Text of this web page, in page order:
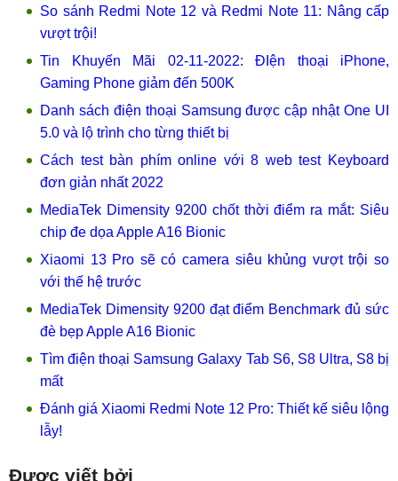
So sánh Redmi Note 12 và Redmi Note 11: Nâng cấp
vượt trội!
Tin Khuyến Mãi 02-11-2022: ĐIện thoại iPhone,
Gaming Phone giảm đến 500K
Danh sách điện thoại Samsung được cập nhật One UI
5.0 và lộ trình cho từng thiết bị
Cách test bàn phím online với 8 web test Keyboard
đơn giản nhất 2022
MediaTek Dimensity 9200 chốt thời điểm ra mắt: Siêu
chip đe dọa Apple A16 Bionic
Xiaomi 13 Pro sẽ có camera siêu khủng vượt trội so
với thế hệ trước
MediaTek Dimensity 9200 đạt điểm Benchmark đủ sức
đè bẹp Apple A16 Bionic
Tìm điện thoại Samsung Galaxy Tab S6, S8 Ultra, S8 bị
mất
Đánh giá Xiaomi Redmi Note 12 Pro: Thiết kế siêu lộng
lẫy!
Được viết bởi